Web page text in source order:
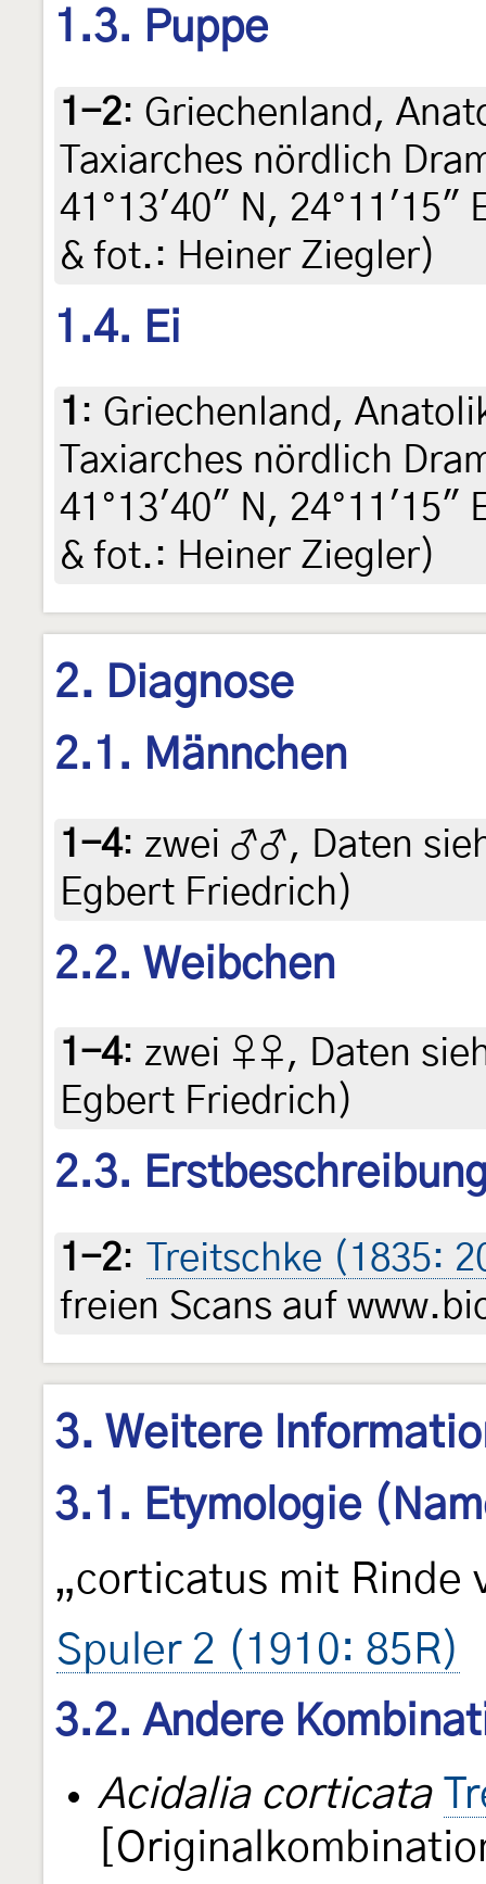
1.3. Puppe
1-2: Griechenland,
Taxiarches nördlich
41°13'40" N, 24°11'15"
& fot.: Heiner Ziegler)
1.4. Ei
1 : Griechenland,
Taxiarches nördlich
41°13'40" N, 24°11'15"
& fot.: Heiner Ziegler)
2. Diagnose
2.1. Männchen
1-4: zwei ♂♂, Daten
Egbert Friedrich)
2.2. Weibchen
1-4: zwei ♀♀, Daten
Egbert Friedrich)
2.3.
1-2:
Treitschke (1835:
freien Scans auf
3. Weitere
3.1. Etymologie
„corticatus mit Rinde
Spuler 2 (1910: 85R)
3.2. Andere
Acidalia corticata